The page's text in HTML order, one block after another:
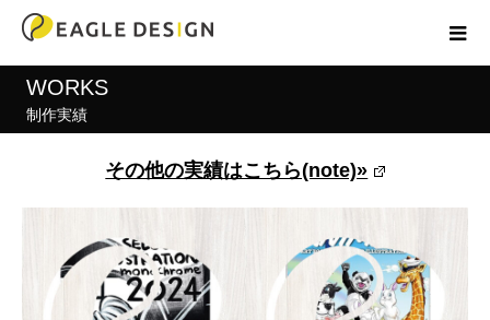
WORKS
制作実績
その他の実績はこちら(note)»